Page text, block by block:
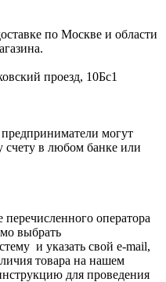
по Москве и области
проезд, 10Бс1
могут
счету в любом банке или
оператора
выбрать
и указать свой e-mail,
товара на нашем
для проведения